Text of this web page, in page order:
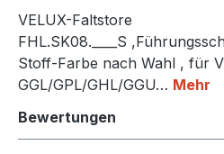
VELUX-Faltstore
FHL.SK08.____S
Stoff-Farbe nach Wahl , für
GGL/GPL/GHL/GGU… Mehr
Bewertungen